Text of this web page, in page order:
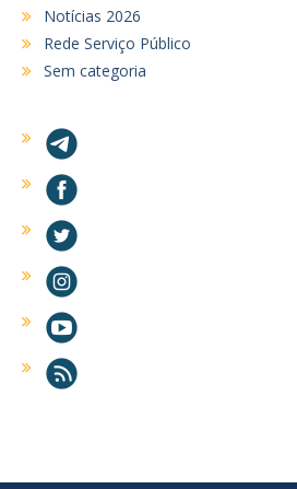
Notícias 2026
Rede Serviço Público
Sem categoria